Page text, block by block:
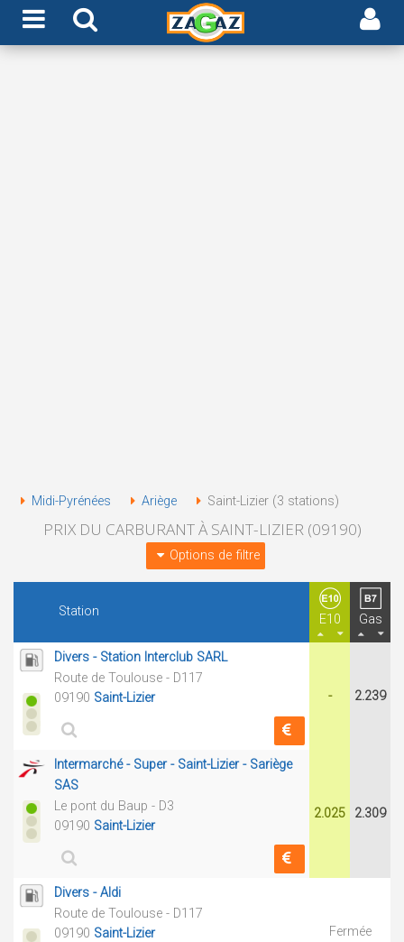
Midi-Pyrénées Ariège Saint-Lizier (3 stations)
PRIX DU CARBURANT À SAINT-LIZIER (09190)
Options de filtre
Station
E10 Gas
Divers - Station Interclub SARL
Route de Toulouse - D117
09190 Saint-Lizier - 2.239
Intermarché - Super - Saint-Lizier - Sariège
SAS
Le pont du Baup - D3
09190 Saint-Lizier
2.025 2.309
Divers - Aldi
Route de Toulouse - D117
09190 Saint-Lizier Fermée